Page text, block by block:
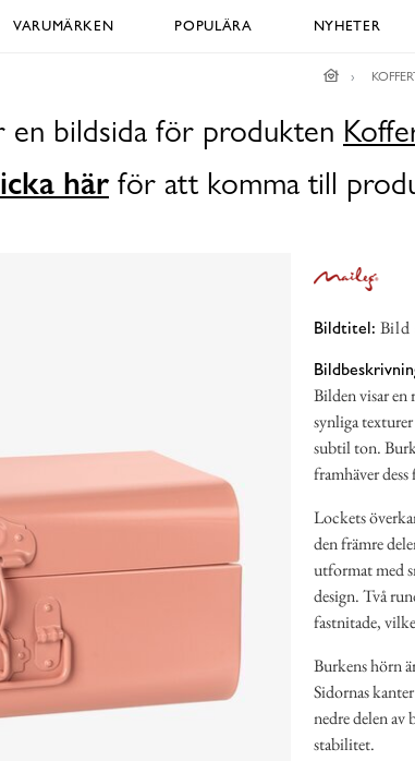
VARUMÄRKEN POPULÄRA NYHETER
en bildsida för produkten
här för att komma till
Bildtitel: Bild
Bilden visar
synliga
subtil ton.
framhäver
Lockets
den främre
utformat med
design. Två
fastnitade,
Burkens hörn
Sidornas
nedre delen
stabilitet.